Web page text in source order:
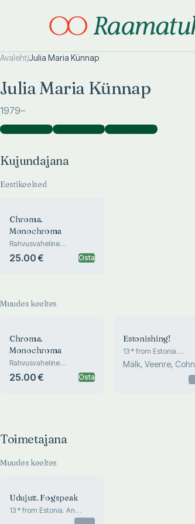
Avaleht/Julia Maria Künnap
Julia Maria Künnap
1979–
Kujundajana )Toimetajana )Fotograafina )
Kujundajana
Eestikeelsed
Chroma.
Monochroma
Rahvusvaheline
ehtekunstinäitus ja
konverents. International
25.00 € Osta
Muudes keeltes
Chroma.
Monochroma
Rahvusvaheline
ehtekunstinäitus ja
konverents. International
25.00 € Osta
Estonishing!
13 * from Estonia.
Exhibition of 13 Estonian
jewellers
Mälk, Veenre, Cohn
Toimetajana
Muudes keeltes
Udujutt. Fogspeak
13 * from Estonia. An
exhibition on 13 Estonian